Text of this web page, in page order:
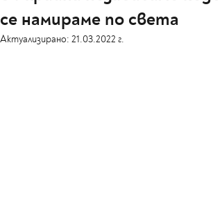
се намираме по света
Актуализирано: 21.03.2022 г.